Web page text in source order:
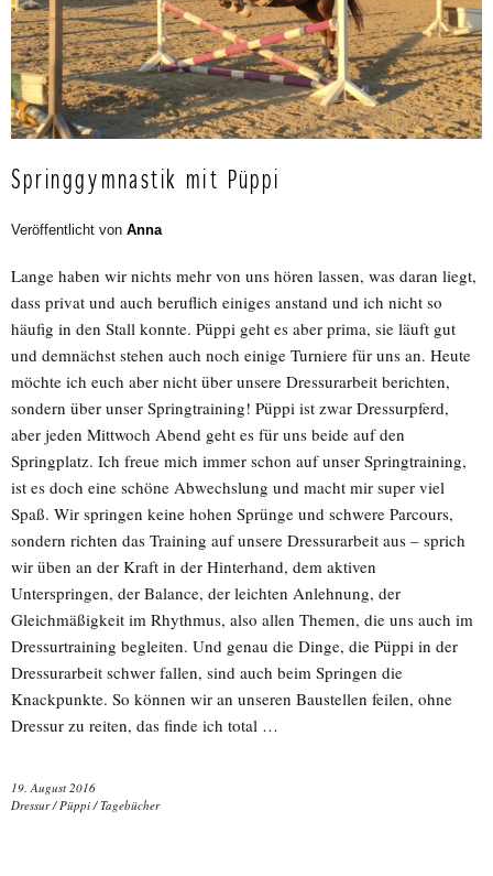
Springgymnastik mit Püppi
Veröffentlicht von Anna
Lange haben wir nichts mehr von uns hören lassen, was daran liegt,
dass privat und auch beruflich einiges anstand und ich nicht so
häufig in den Stall konnte. Püppi geht es aber prima, sie läuft gut
und demnächst stehen auch noch einige Turniere für uns an. Heute
möchte ich euch aber nicht über unsere Dressurarbeit berichten,
sondern über unser Springtraining! Püppi ist zwar Dressurpferd,
aber jeden Mittwoch Abend geht es für uns beide auf den
Springplatz. Ich freue mich immer schon auf unser Springtraining,
ist es doch eine schöne Abwechslung und macht mir super viel
Spaß. Wir springen keine hohen Sprünge und schwere Parcours,
sondern richten das Training auf unsere Dressurarbeit aus – sprich
wir üben an der Kraft in der Hinterhand, dem aktiven
Unterspringen, der Balance, der leichten Anlehnung, der
Gleichmäßigkeit im Rhythmus, also allen Themen, die uns auch im
Dressurtraining begleiten. Und genau die Dinge, die Püppi in der
Dressurarbeit schwer fallen, sind auch beim Springen die
Knackpunkte. So können wir an unseren Baustellen feilen, ohne
Dressur zu reiten, das finde ich total …
19. August 2016
Dressur/Püppi/Tagebücher